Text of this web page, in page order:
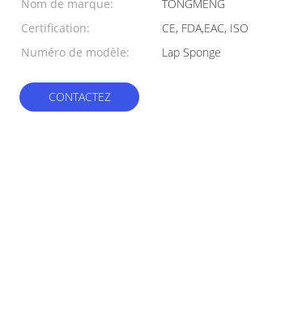
Nom de marque:
TONGMENG
Certification:
CE, FDA,EAC, ISO
Numéro de modèle:
Lap Sponge
CONTACTEZ